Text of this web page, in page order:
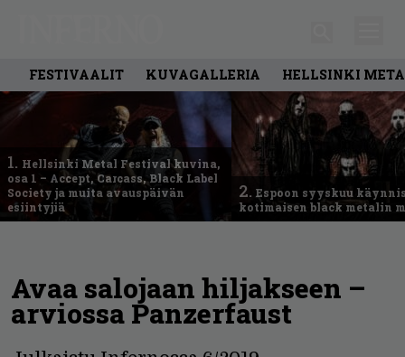
FESTIVAALIT KUVAGALLERIA HELLSINKI
1. Hellsinki Metal Festival kuvina,
osa 1 – Accept, Carcass, Black Label
Society ja muita avauspäivän
esiintyjiä
2. Espoon syyskuu
kotimaisen black metalin
Avaa salojaan hiljakseen –
arviossa Panzerfaust